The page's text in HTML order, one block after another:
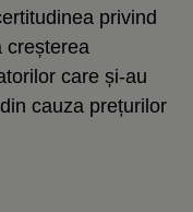
privind
creșterea
care și-au
cauza prețurilor